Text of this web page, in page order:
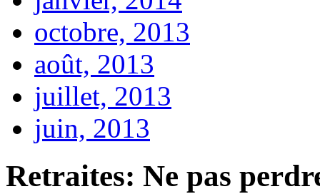
octobre, 2013
août, 2013
juillet, 2013
juin, 2013
Retraites: Ne pas